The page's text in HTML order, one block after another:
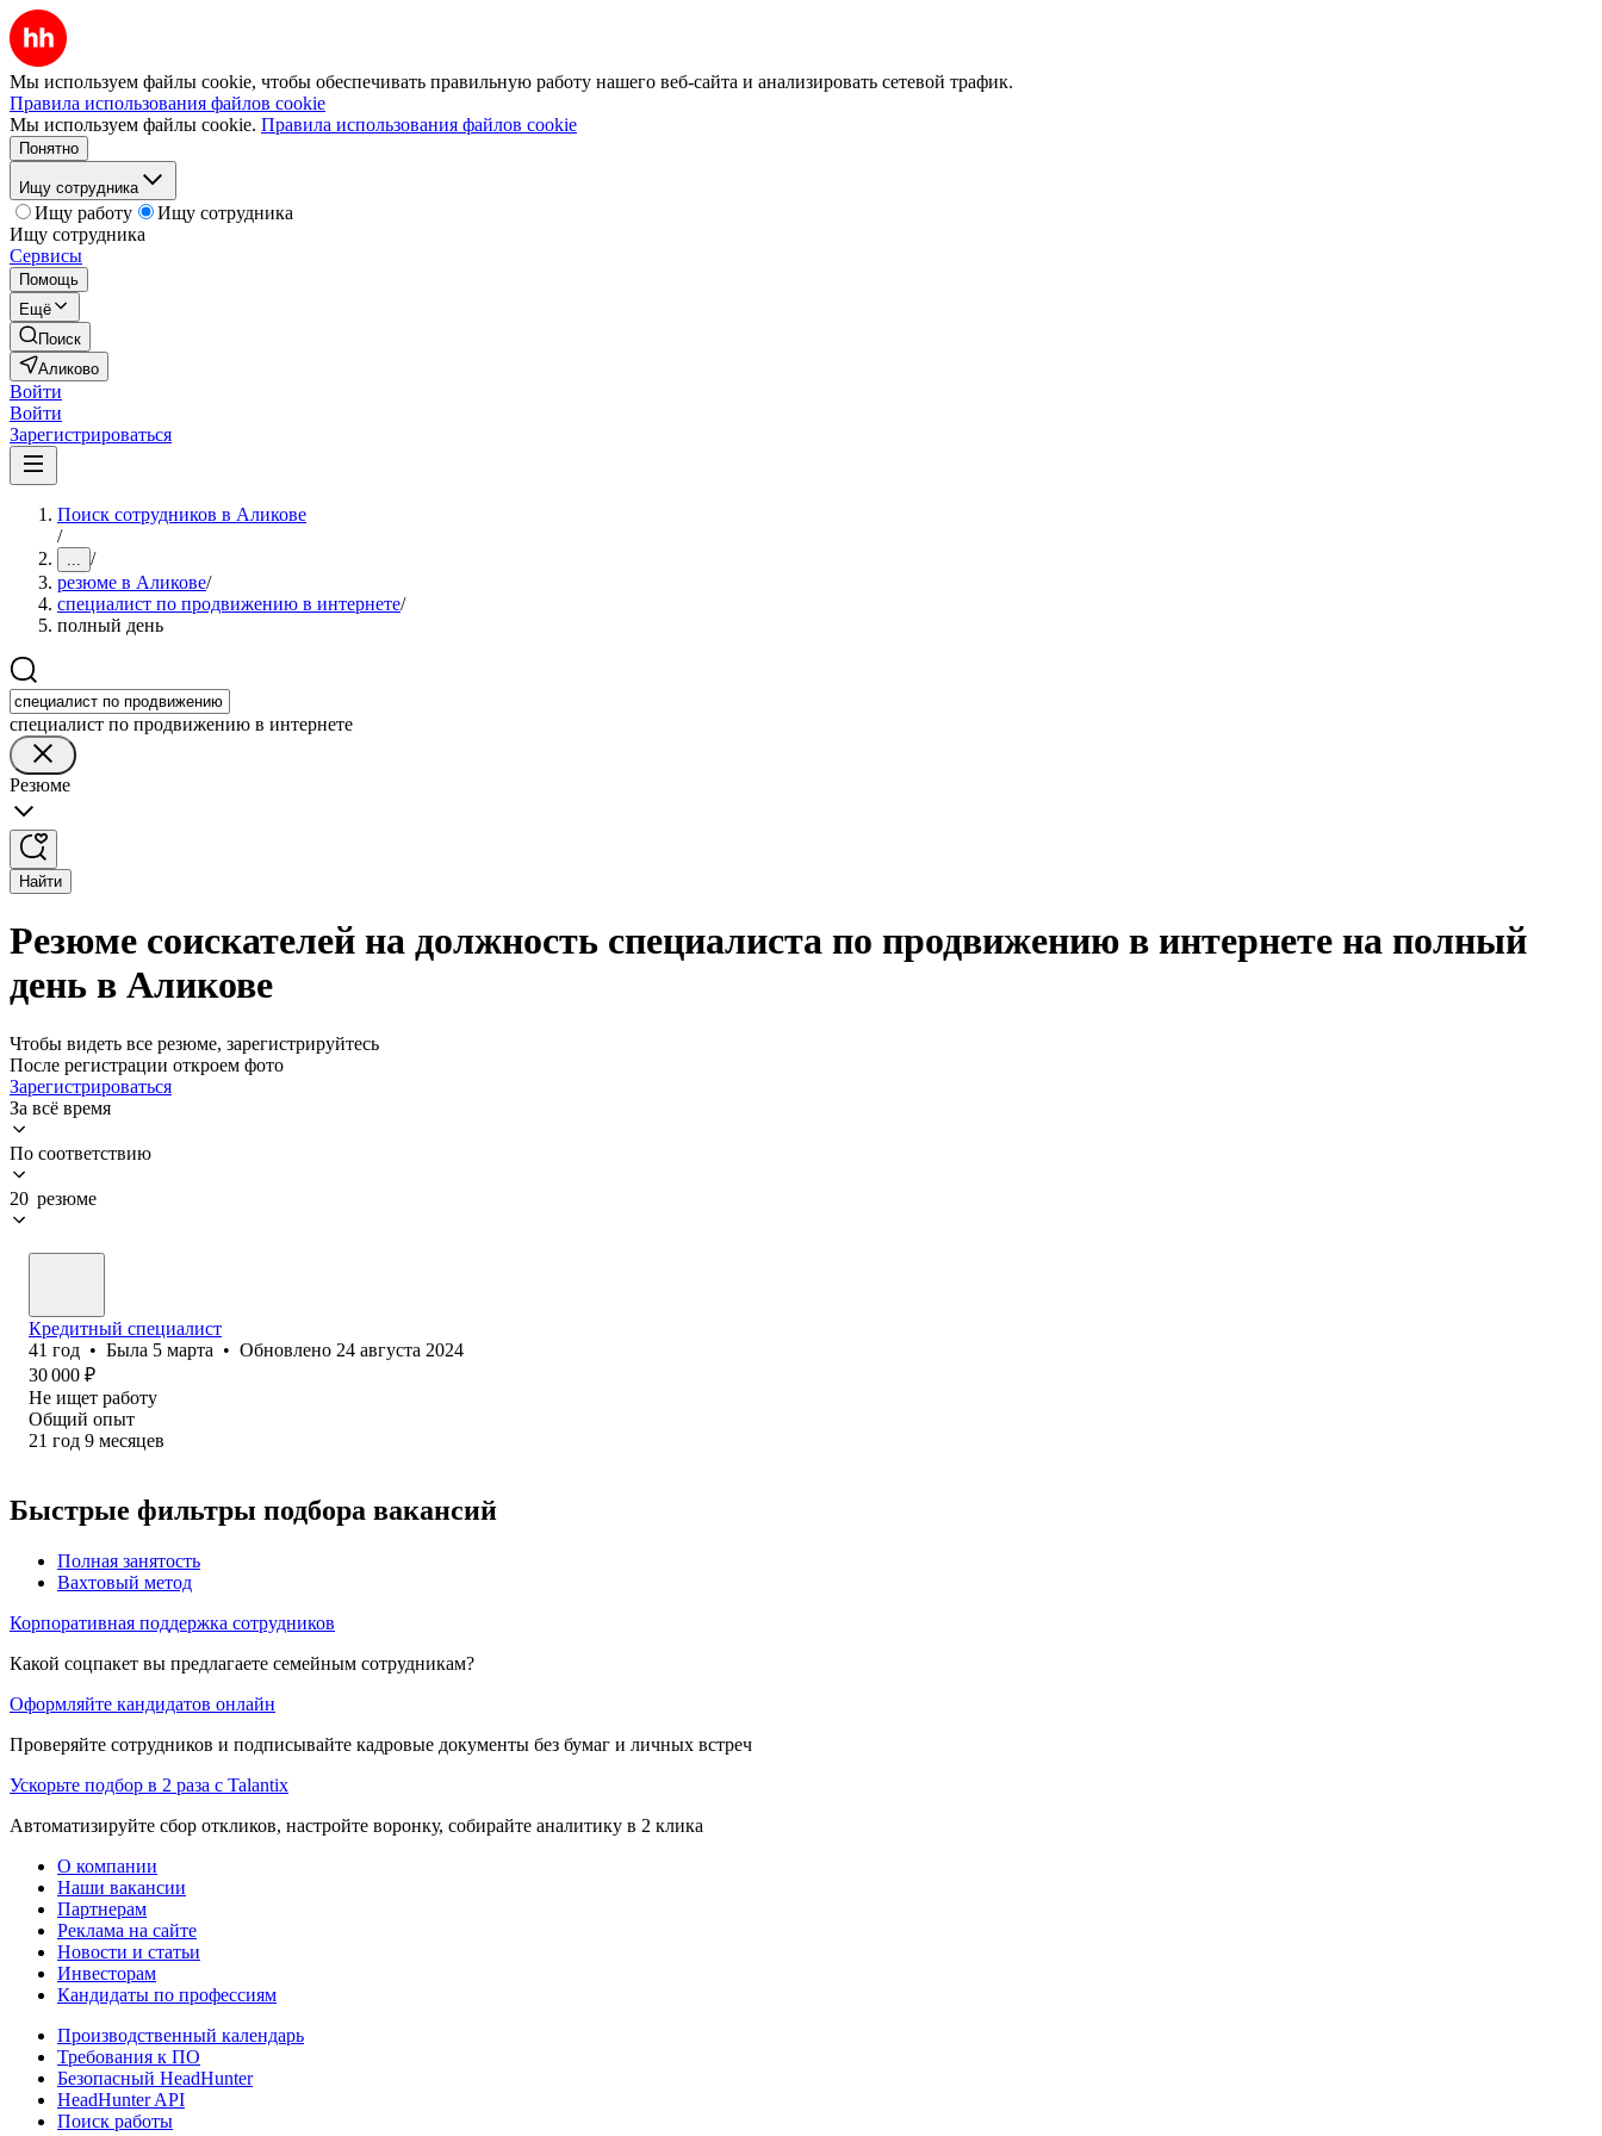
Мы используем файлы cookie, чтобы обеспечивать правильную работу нашего веб-сайта и анализировать сетевой трафик.
Правила использования файлов cookie
Мы используем файлы cookie. Правила использования файлов cookie
Понятно
Ищу сотрудника
Ищу работу
Ищу сотрудника
Ищу сотрудника
Сервисы
Помощь
Ещё
Поиск
Аликово
Войти
Войти
Зарегистрироваться
Поиск сотрудников в Аликове
/
... /
резюме в Аликове/
специалист по продвижению в интернете/
полный день
специалист по продвижению в интернете
Резюме
Найти
Резюме соискателей на должность специалиста по продвижению в интернете на полный
день в Аликове
Чтобы видеть все резюме, зарегистрируйтесь
После регистрации откроем фото
Зарегистрироваться
За всё время
По соответствию
20 резюме
Кредитный специалист
41 год • Была 5 марта • Обновлено 24 августа 2024
30 000 ₽
Не ищет работу
Общий опыт
21 год 9 месяцев
Быстрые фильтры подбора вакансий
Полная занятость
Вахтовый метод
Корпоративная поддержка сотрудников
Какой соцпакет вы предлагаете семейным сотрудникам?
Оформляйте кандидатов онлайн
Проверяйте сотрудников и подписывайте кадровые документы без бумаг и личных встреч
Ускорьте подбор в 2 раза с Talantix
Автоматизируйте сбор откликов, настройте воронку, собирайте аналитику в 2 клика
О компании
Наши вакансии
Партнерам
Реклама на сайте
Новости и статьи
Инвесторам
Кандидаты по профессиям
Производственный календарь
Требования к ПО
Безопасный HeadHunter
HeadHunter API
Поиск работы